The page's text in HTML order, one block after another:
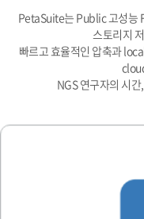
PetaSuite는 Public 고성능
스토리지
빠르고 효율적인 압축과
NGS 연구자의 시